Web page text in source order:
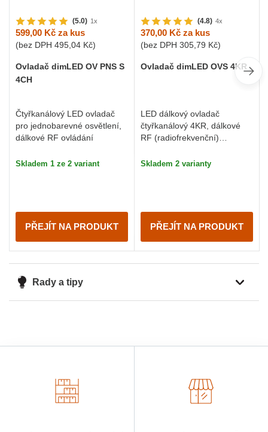
(5.0) 1x
599,00 Kč za kus
(bez DPH 495,04 Kč)
Ovladač dimLED OV PNS S
4CH
Čtyřkanálový LED ovladač
pro jednobarevné osvětlení,
dálkové RF ovládání
Skladem 1 ze 2 variant
PŘEJÍT NA PRODUKT
(4.8) 4x
370,00 Kč za kus
(bez DPH 305,79 Kč)
Ovladač dimLED OVS 4KR
LED dálkový ovladač
čtyřkanálový 4KR, dálkové
RF (radiofrekvenční)
funkce
Skladem 2 varianty
PŘEJÍT NA PRODUKT
Rady a tipy